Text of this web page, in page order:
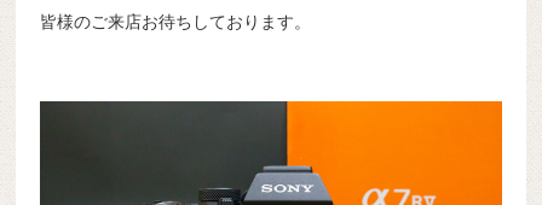
皆様のご来店お待ちしております。